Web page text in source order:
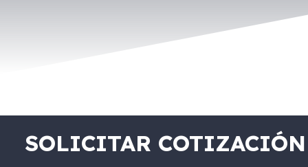
SOLICITAR COTIZACIÓN